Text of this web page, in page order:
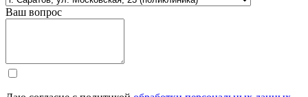
Ваш вопрос